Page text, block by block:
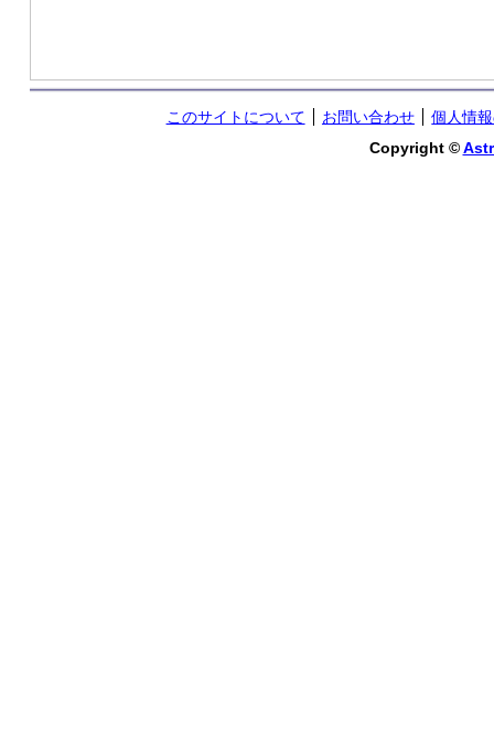
このサイトについて お問い合わせ
個人情
Copyright ©